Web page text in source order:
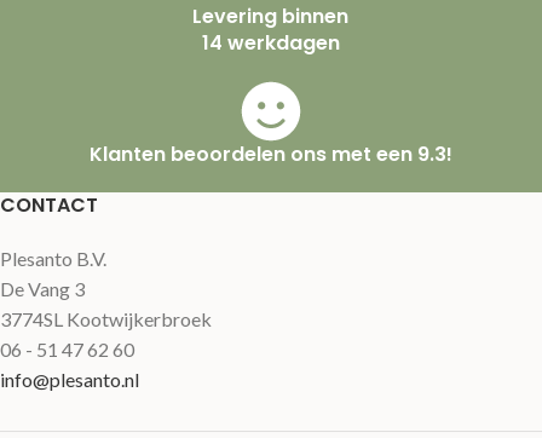
Levering binnen
14 werkdagen
Klanten beoordelen ons met een 9.3!
CONTACT
Plesanto B.V.
De Vang 3
3774SL Kootwijkerbroek
06 - 51 47 62 60
info@plesanto.nl